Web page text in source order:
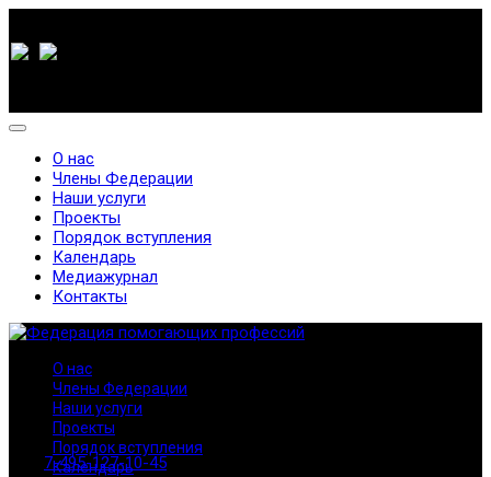
7-495-127-10-45
О нас
Члены Федерации
Наши услуги
Проекты
Порядок вступления
Календарь
Медиажурнал
Контакты
О нас
Члены Федерации
Наши услуги
Проекты
Порядок вступления
Календарь